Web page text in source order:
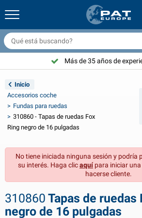
y redes para remolque
alquitranada
eléctrico para remolque
remolque
remolque Aspöck
remolque Radex
LED remolque
coche
de batería y artículos solares
de energía
12V & 24V
para coche y cubiertas superiores
para coche
de protección
caravana & autocaravana
caravana & autocaravana
gas
para mantenimiento
para tiendas de campaña
de cubierta
y grilletes
de vela
y mantenimiento
de protección y accesorios
Extintores & mantas ignífuga
para bicicletas
para motocicletas
aire libre
GasStop®
Nederlands
Deutsch
English
Français
Norsk
Dansk
Más de 35 años de
Inicio
Accesorios coche
Fundas para ruedas
310860 - Tapas de ruedas Fox
Ring negro de 16 pulgadas
No tiene iniciada ninguna sesión y podría
su interés. Haga clicaquípara iniciar una
hacerse cliente.
310860 Tapas de ruedas
negro de 16 pulgadas